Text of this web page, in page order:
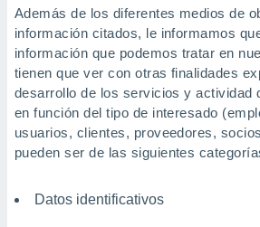
Además de los diferentes medios de
información citados, le informamos
información que podemos tratar en
tienen que ver con otras finalidades
desarrollo de los servicios y actividad
en función del tipo de interesado
usuarios, clientes, proveedores,
pueden ser de las siguientes
Datos identificativos